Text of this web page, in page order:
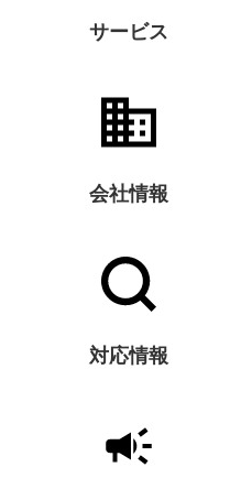
サービス
会社情報
対応情報